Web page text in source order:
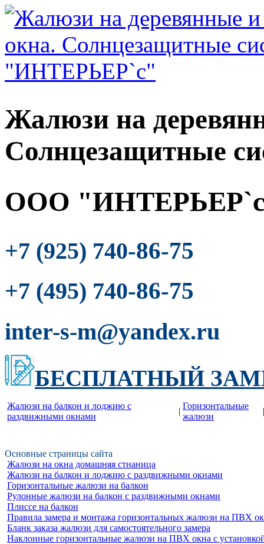
Жалюзи на
Солнцезащитные
ООО
+7 (925) 740-86-75
+7 (495) 740-86-75
inter-s-m@yandex.ru
БЕСПЛАТНЫЙ
Жалюзи на балкон и лоджию c
раздвижными окнами
|
Горизонтальные
жалюзи
|
Основные страницы сайта
Жалюзи на окна домашняя стнаница
Жалюзи на балкон и лоджию c раздвижными окнами
Горизонтальные жалюзи на балкон
Рулонные жалюзи на балкон с раздвижными окнами
Плиссе на балкон
Правила замера и монтажа горизонтальных жалюзи на ПВХ
Бланк заказа жалюзи для самостоятельного замера
Наклонные горизонтальные жалюзи на ПВХ окна с